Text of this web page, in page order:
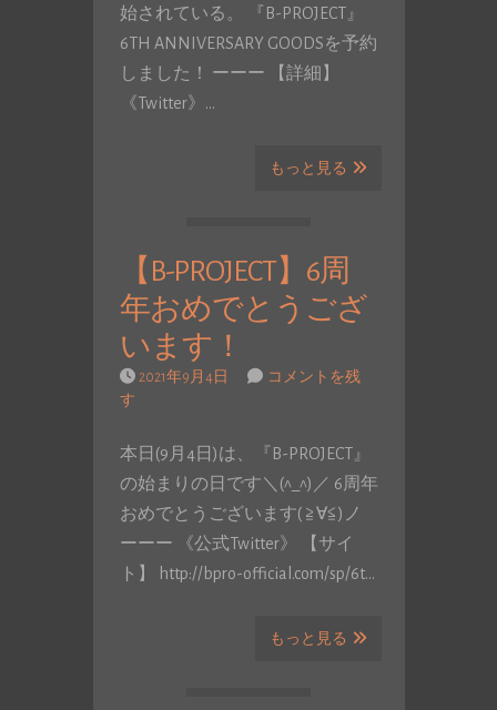
始されている。 『B-PROJECT』
6TH ANNIVERSARY GOODSを予約
しました！ ーーー 【詳細】
《Twitter》…
もっと見る
【B-PROJECT】6周
年おめでとうござ
います！
2021年9月4日
コメントを残
す
本日(9月4日)は、『B-PROJECT』
の始まりの日です＼(^_^)／ 6周年
おめでとうございます( ≧∀≦)ノ
ーーー 《公式Twitter》 【サイ
ト】 http://bpro-official.com/sp/6t…
もっと見る